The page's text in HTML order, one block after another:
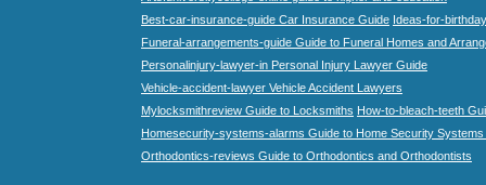
Best-car-insurance-guide Car Insurance Guide Ideas-for-
Funeral-arrangements-guide Guide to Funeral Homes and
Personalinjury-lawyer-in Personal Injury Lawyer Guide
Vehicle-accident-lawyer Vehicle Accident Lawyers
Mylocksmithreview Guide to Locksmiths How-to-bleach-teeth
Homesecurity-systems-alarms Guide to Home Security Systems
Orthodontics-reviews Guide to Orthodontics and Orthodontists